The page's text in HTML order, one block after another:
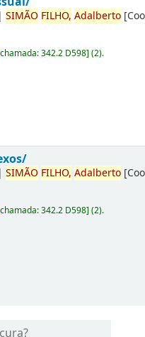
|SIMÃO FILHO, Adalberto
chamada:342.2 D598](2).
|SIMÃO FILHO, Adalberto
chamada:342.2 D598](2).